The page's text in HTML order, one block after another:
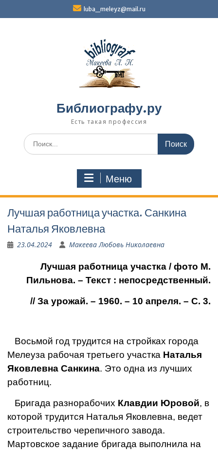
luba_meleyz@mail.ru
Библиографу.ру
Есть такая профессия
Поиск
по:
Меню
Лучшая работница участка. Санкина
Наталья Яков­левна
23.04.2024 Макеева Любовь Николаевна
Лучшая работница участка / фото М.
Пильнова. – Текст : непосредственный.
// За урожай. – 1960. – 10 апреля. – С. 3.
Восьмой год трудится на стройках города
Мелеуза рабочая третьего участка Наталья
Яков­левна Санкина. Это од­на из лучших
работниц.
Бригада разнорабочих Клавдии Юровой, в
кото­рой трудится Наталья Яковлевна, ведет
строи­тельство черепичного за­вода.
Мартовское задание бригада выполнила на